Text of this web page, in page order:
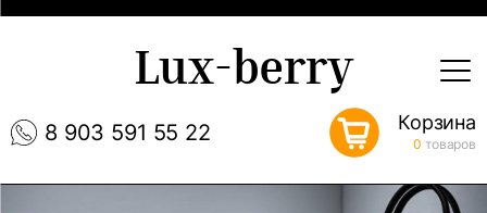
8 903 591 55 22
Lux-berry
Корзина
0 товаров